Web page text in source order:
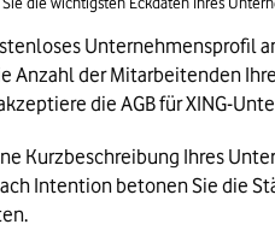
Unternehmensprofil
Anzahl der Mitarbeitenden
die AGB für XING-
Kurzbeschreibung Ihres
Intention betonen Sie die